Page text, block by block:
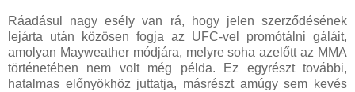
Ráadásul nagy esély van rá, hogy jelen szerződésének
lejárta után közösen fogja az UFC-vel promótálni gáláit,
amolyan Mayweather módjára, melyre soha azelőtt az MMA
történetében nem volt még példa. Ez egyrészt további,
hatalmas előnyökhöz juttatja, másrészt amúgy sem kevés